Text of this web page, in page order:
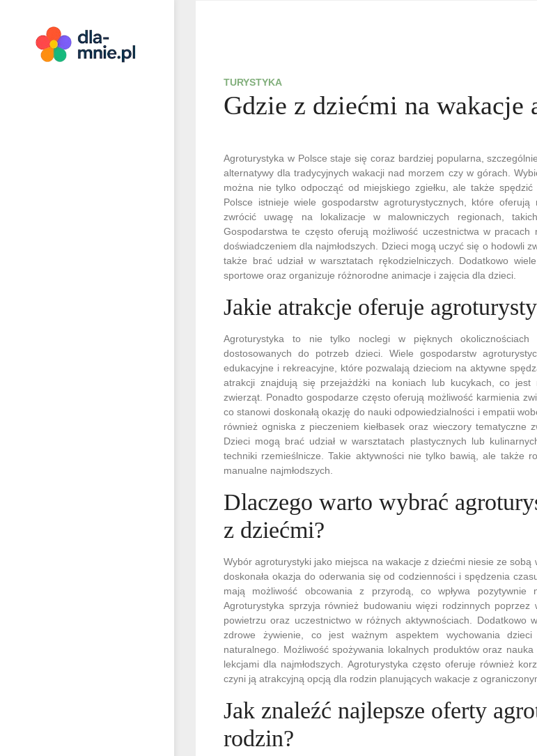
TURYSTYKA
Gdzie z dziećmi na wakacje
Agroturystyka w Polsce staje się coraz bardziej popularna,
alternatywy dla tradycyjnych wakacji nad morzem czy w górach.
można nie tylko odpocząć od miejskiego zgiełku, ale także
Polsce istnieje wiele gospodarstw agroturystycznych, które
zwrócić uwagę na lokalizacje w malowniczych regionach,
Gospodarstwa te często oferują możliwość uczestnictwa w pracach
doświadczeniem dla najmłodszych. Dzieci mogą uczyć się o hodowli
także brać udział w warsztatach rękodzielniczych. Dodatkowo
sportowe oraz organizuje różnorodne animacje i zajęcia dla dzieci.
Jakie atrakcje oferuje
Agroturystyka to nie tylko noclegi w pięknych
dostosowanych do potrzeb dzieci. Wiele gospodarstw
edukacyjne i rekreacyjne, które pozwalają dzieciom na aktywne
atrakcji znajdują się przejażdżki na koniach lub kucykach, co jest
zwierząt. Ponadto gospodarze często oferują możliwość karmienia
co stanowi doskonałą okazję do nauki odpowiedzialności i empatii
również ogniska z pieczeniem kiełbasek oraz wieczory tematyczne
Dzieci mogą brać udział w warsztatach plastycznych lub
techniki rzemieślnicze. Takie aktywności nie tylko bawią, ale także
manualne najmłodszych.
Dlaczego warto wybrać
z dziećmi?
Wybór agroturystyki jako miejsca na wakacje z dziećmi niesie ze sobą
doskonała okazja do oderwania się od codzienności i spędzenia
mają możliwość obcowania z przyrodą, co wpływa
Agroturystyka sprzyja również budowaniu więzi rodzinnych
powietrzu oraz uczestnictwo w różnych aktywnościach. Dodatkowo
zdrowe żywienie, co jest ważnym aspektem wychowania
naturalnego. Możliwość spożywania lokalnych produktów oraz
lekcjami dla najmłodszych. Agroturystyka często oferuje również
czyni ją atrakcyjną opcją dla rodzin planujących wakacje z
Jak znaleźć najlepsze oferty
rodzin?